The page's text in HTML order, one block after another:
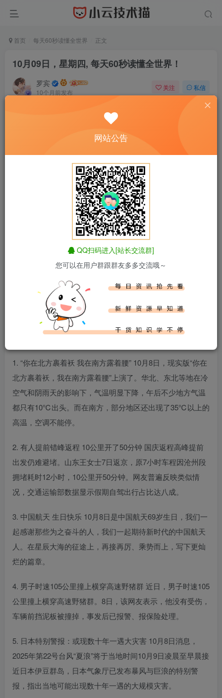
首页 每天60秒读懂全世界 正文
10月09日，星期四, 每天60秒读懂全世界！
罗宾
10个月前发布
关注 私信
正文开始阅读，请点击右上角“关注”按钮，关注作者
------正文内容展示，开始汲取新知识------
百度热搜新闻
新闻来源：百度热搜榜
1. “你在北方裹着袄 我在南方露着腰” 10月8日，现实版“你在
北方裹着袄，我在南方露着腰”上演了。华北、东北等地在冷
空气和阴雨天的影响下，气温明显下降，午后不少地方气温
都只有10℃出头。而在南方，部分地区还出现了35℃以上的
高温，空调不能停。
2. 有人提前错峰返程 10公里开了50分钟 国庆返程高峰提前
出发仍难避堵。山东王女士7日返京，原7小时车程因沧州段
拥堵耗时12小时，10公里开50分钟。网友普遍反映类似情
况，交通运输部数据显示假期自驾出行占比达八成。
3. 中国航天 生日快乐 10月8日是中国航天69岁生日，我们一
起感谢那些为之奋斗的人，我们一起期待新时代的中国航天
人。在星辰大海的征途上，再接再厉、乘势而上，写下更灿
烂的篇章。
4. 男子时速105公里撞上横穿高速野猪群 近日，男子时速105
公里撞上横穿高速野猪群。8日，该网友表示，他没有受伤，
车辆前挡泥板被撞掉，事发后已报警、报保险处理。
5. 日本特别警报：或现数十年一遇大灾害 10月8日消息，
2025年第22号台风“夏浪”将于当地时间10月9日凌晨至早晨接
近日本伊豆群岛，日本气象厅已发布暴风与巨浪的特别警
报，指出当地可能出现数十年一遇的大规模灾害。
网站公告
QQ扫码进入[站长交流群]
您可以在用户群跟群友多多交流哦～